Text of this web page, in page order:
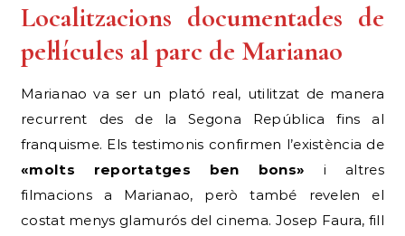
Localitzacions documentades de
pel·lícules al parc de Marianao
Marianao va ser un plató real, utilitzat de manera
recurrent des de la Segona República fins al
franquisme. Els testimonis confirmen l’existència de
«molts reportatges ben bons» i altres
filmacions a Marianao, però també revelen el
costat menys glamurós del cinema. Josep Faura, fill